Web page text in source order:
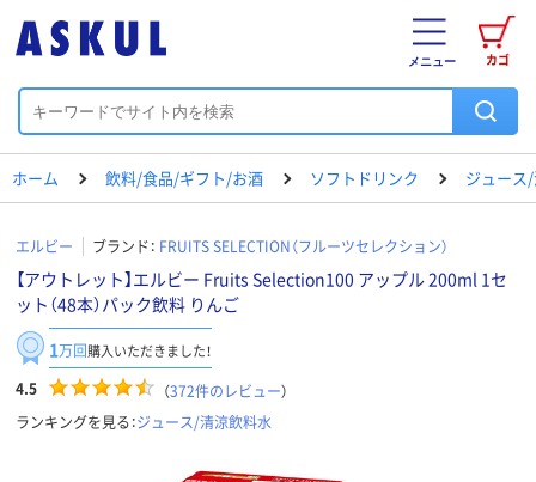
カゴ
メニュー
ホーム 飲料/食品/ギフト/お酒 ソフトドリンク ジュース
エルビー ブランド： FRUITS SELECTION（フルーツセレクション）
【アウトレット】エルビー Fruits Selection100 アップル 200ml 1セ
ット（48本）パック飲料 りんご
1万回購入いただきました！
4.5 （372件のレビュー）
ランキングを見る：ジュース/清涼飲料水